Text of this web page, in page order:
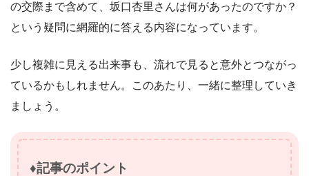
の交際まで含めて、坂口杏里さんは何があったのですか？
という疑問に網羅的に答える内容になっています。
少し複雑に見える出来事も、流れで見ると意外とつながっ
ているかもしれません。このあたり、一緒に整理していき
ましょう。
♦記事のポイント